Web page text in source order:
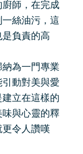
師，在完成
絲油污，這
負責的高
為一門專業
動對美與愛
立在這樣的
與心靈的釋
更令人讚嘆